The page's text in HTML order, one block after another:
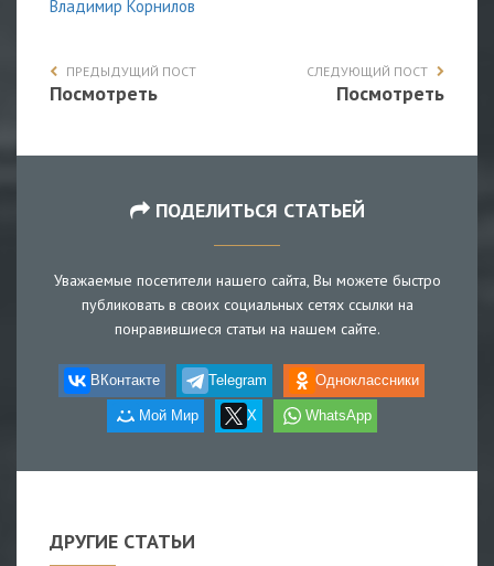
Владимир Корнилов
ПРЕДЫДУЩИЙ ПОСТ
Посмотреть
СЛЕДУЮЩИЙ ПОСТ
Посмотреть
ПОДЕЛИТЬСЯ СТАТЬЕЙ
Уважаемые посетители нашего сайта, Вы можете быстро
публиковать в своих социальных сетях ссылки на
понравившиеся статьи на нашем сайте.
ВКонтакте Telegram Одноклассники
Мой Мир X WhatsApp
ДРУГИЕ СТАТЬИ